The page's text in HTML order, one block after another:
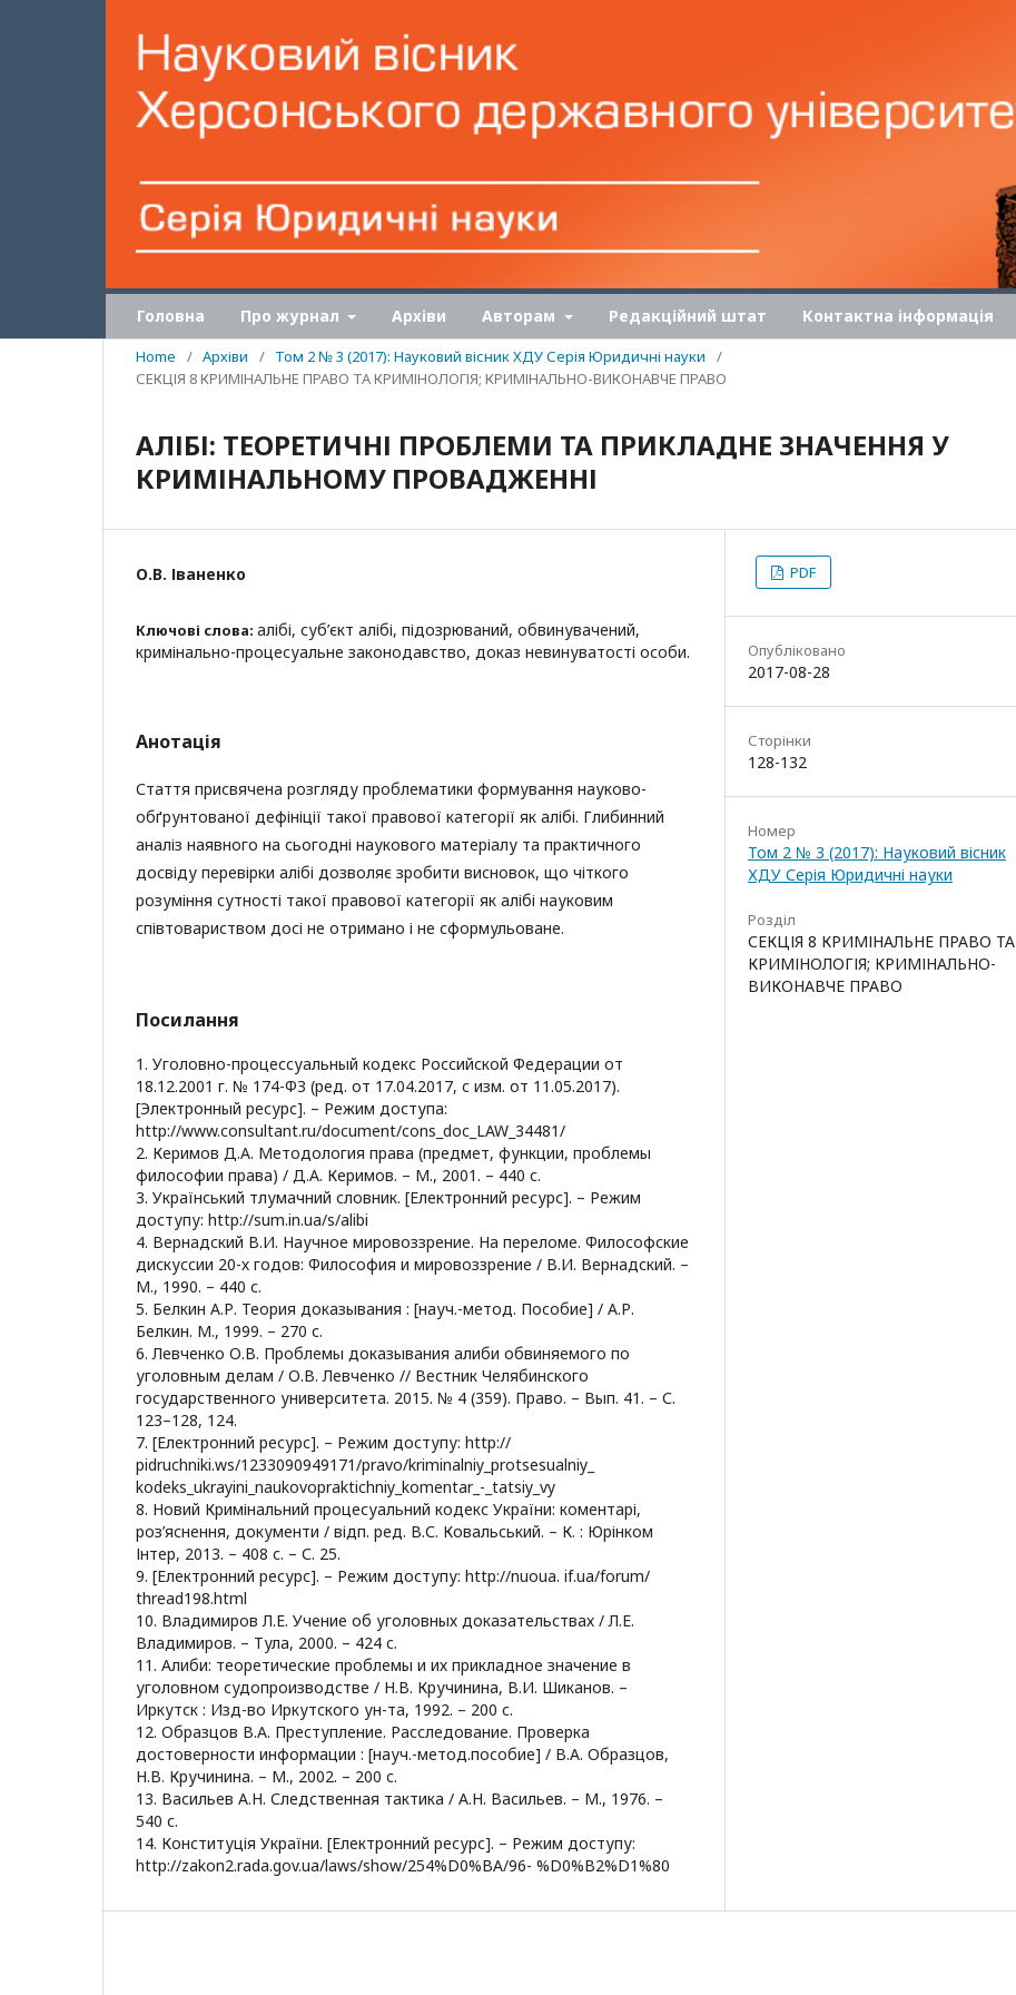
Головна Про журнал Архіви Авторам Редакційний штат Контактна інформація
Home / Архіви / Том 2 № 3 (2017): Науковий вісник ХДУ Серія Юридичні науки
/
СЕКЦІЯ 8 КРИМІНАЛЬНЕ ПРАВО ТА КРИМІНОЛОГІЯ; КРИМІНАЛЬНО-ВИКОНАВЧЕ ПРАВО
АЛІБІ: ТЕОРЕТИЧНІ ПРОБЛЕМИ ТА ПРИКЛАДНЕ ЗНАЧЕННЯ У
КРИМІНАЛЬНОМУ ПРОВАДЖЕННІ
О.В. Іваненко
Ключові слова: алібі, суб’єкт алібі, підозрюваний, обвинувачений,
кримінально-процесуальне законодавство, доказ невинуватості особи.
Анотація
Стаття присвячена розгляду проблематики формування науково-
обґрунтованої дефініції такої правової категорії як алібі. Глибинний
аналіз наявного на сьогодні наукового матеріалу та практичного
досвіду перевірки алібі дозволяє зробити висновок, що чіткого
розуміння сутності такої правової категорії як алібі науковим
співтовариством досі не отримано і не сформульоване.
Посилання
1. Уголовно-процессуальный кодекс Российской Федерации от
18.12.2001 г. № 174-ФЗ (ред. от 17.04.2017, с изм. от 11.05.2017).
[Электронный ресурс]. – Режим доступа:
http://www.consultant.ru/document/cons_doc_LAW_34481/
2. Керимов Д.А. Методология права (предмет, функции, проблемы
философии права) / Д.А. Керимов. – М., 2001. – 440 с.
3. Український тлумачний словник. [Електронний ресурс]. – Режим
доступу: http://sum.in.ua/s/alibi
4. Вернадский В.И. Научное мировоззрение. На переломе. Философские
дискуссии 20-х годов: Философия и мировоззрение / В.И. Вернадский. –
М., 1990. – 440 с.
5. Белкин А.Р. Теория доказывания : [науч.-метод. Пособие] / А.Р.
Белкин. М., 1999. – 270 с.
6. Левченко О.В. Проблемы доказывания алиби обвиняемого по
уголовным делам / О.В. Левченко // Вестник Челябинского
государственного университета. 2015. № 4 (359). Право. – Вып. 41. – С.
123–128, 124.
7. [Електронний ресурс]. – Режим доступу: http://
pidruchniki.ws/1233090949171/pravo/kriminalniy_protsesualniy_
kodeks_ukrayini_naukovopraktichniy_komentar_-_tatsiy_vy
8. Новий Кримінальний процесуальний кодекс України: коментарі,
роз’яснення, документи / відп. ред. В.С. Ковальський. – К. : Юрінком
Інтер, 2013. – 408 с. – С. 25.
9. [Електронний ресурс]. – Режим доступу: http://nuoua. if.ua/forum/
thread198.html
10. Владимиров Л.Е. Учение об уголовных доказательствах / Л.Е.
Владимиров. – Тула, 2000. – 424 с.
11. Алиби: теоретические проблемы и их прикладное значение в
уголовном судопроизводстве / Н.В. Кручинина, В.И. Шиканов. –
Иркутск : Изд-во Иркутского ун-та, 1992. – 200 с.
12. Образцов В.А. Преступление. Расследование. Проверка
достоверности информации : [науч.-метод.пособие] / В.А. Образцов,
Н.В. Кручинина. – М., 2002. – 200 с.
13. Васильев А.Н. Следственная тактика / А.Н. Васильев. – М., 1976. –
540 с.
14. Конституція України. [Електронний ресурс]. – Режим доступу:
http://zakon2.rada.gov.ua/laws/show/254%D0%BA/96- %D0%B2%D1%80
PDF
Опубліковано
2017-08-28
Сторінки
128-132
Номер
Том 2 № 3 (2017): Науковий вісник
ХДУ Серія Юридичні науки
Розділ
СЕКЦІЯ 8 КРИМІНАЛЬНЕ ПРАВО ТА
КРИМІНОЛОГІЯ; КРИМІНАЛЬНО-
ВИКОНАВЧЕ ПРАВО